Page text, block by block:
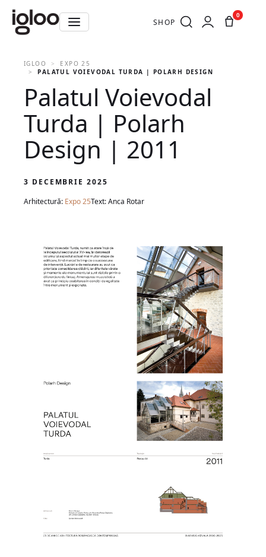
SHOP
0
IGLOO
EXPO 25
PALATUL VOIEVODAL TURDA | POLARH DESIGN | 2011
Palatul Voievodal
Turda | Polarh
Design | 2011
3 DECEMBRIE 2025
Arhitectură: Expo 25Text: Anca Rotar